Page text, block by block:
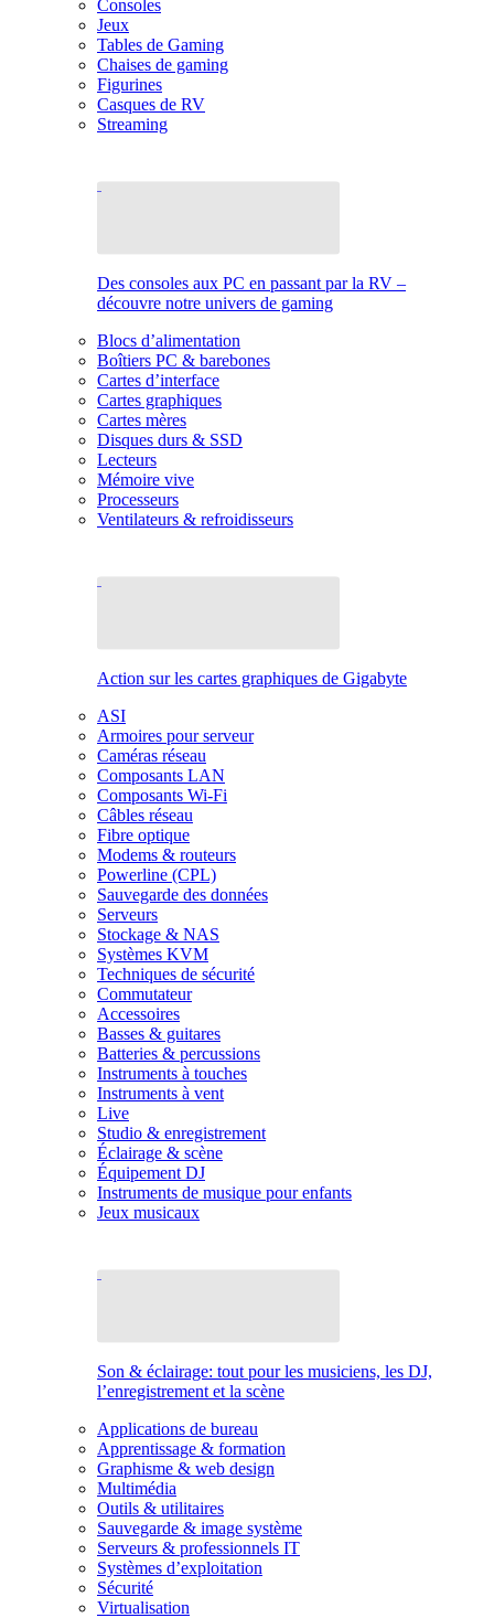
Consoles
Jeux
Tables de Gaming
Chaises de gaming
Figurines
Casques de RV
Streaming
Des consoles aux PC en passant par la RV –
découvre notre univers de gaming
Blocs d’alimentation
Boîtiers PC & barebones
Cartes d’interface
Cartes graphiques
Cartes mères
Disques durs & SSD
Lecteurs
Mémoire vive
Processeurs
Ventilateurs & refroidisseurs
Action sur les cartes graphiques de Gigabyte
ASI
Armoires pour serveur
Caméras réseau
Composants LAN
Composants Wi-Fi
Câbles réseau
Fibre optique
Modems & routeurs
Powerline (CPL)
Sauvegarde des données
Serveurs
Stockage & NAS
Systèmes KVM
Techniques de sécurité
Commutateur
Accessoires
Basses & guitares
Batteries & percussions
Instruments à touches
Instruments à vent
Live
Studio & enregistrement
Éclairage & scène
Équipement DJ
Instruments de musique pour enfants
Jeux musicaux
Son & éclairage: tout pour les musiciens, les DJ,
l’enregistrement et la scène
Applications de bureau
Apprentissage & formation
Graphisme & web design
Multimédia
Outils & utilitaires
Sauvegarde & image système
Serveurs & professionnels IT
Systèmes d’exploitation
Sécurité
Virtualisation